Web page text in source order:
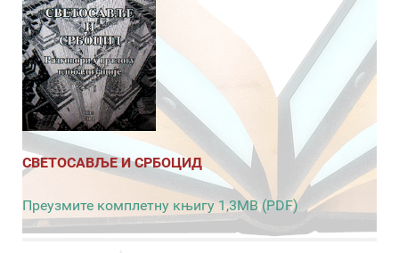
СВЕТОСАВЉЕ И СРБОЦИД
Преузмите комплетну књигу 1,3MB (PDF)